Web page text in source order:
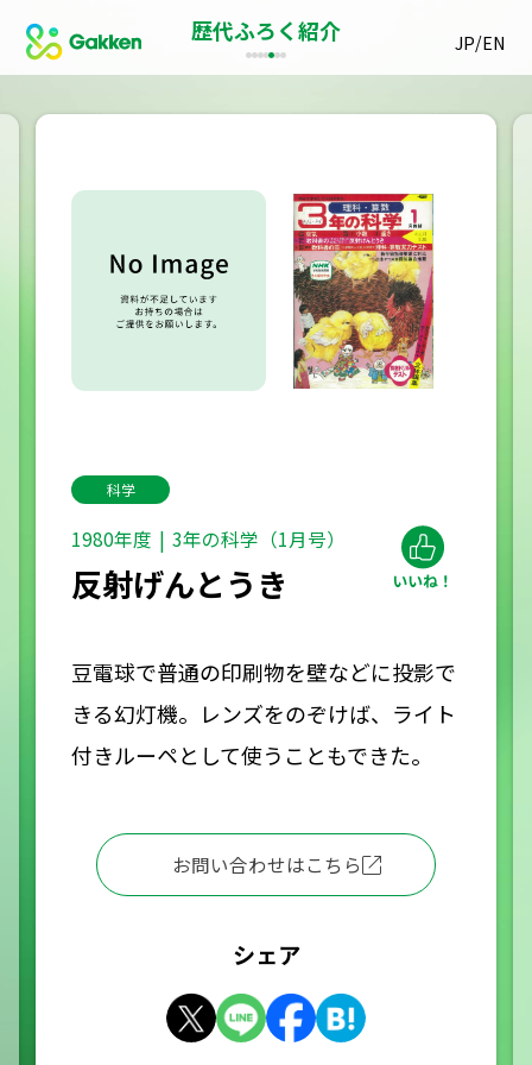
JP/EN
歴代ふろく紹介
科学
1980年度 3年の科学（1月号）
反射げんとうき
豆電球で普通の印刷物を壁などに投影で
きる幻灯機。レンズをのぞけば、ライト
付きルーペとして使うこともできた。
お問い合わせはこちら
シェア